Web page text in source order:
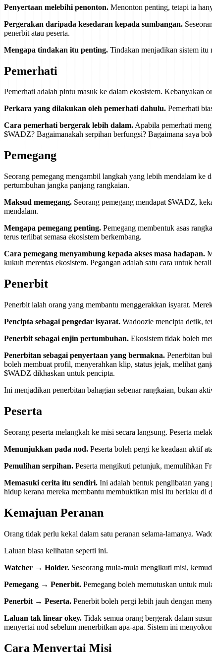
Penyertaan melebihi penonton. Menonton penting, tetapi ia
Pergerakan daripada kesedaran kepada sumbangan.
penerbit atau peserta.
Mengapa tindakan itu penting. Tindakan menjadikan sistem itu
Pemerhati
Pemerhati adalah pintu masuk ke dalam ekosistem. Kebanyakan
Perkara yang dilakukan oleh pemerhati dahulu. Pemerhati
Cara pemerhati bergerak lebih dalam.Apabila pemerhati
$WADZ? Bagaimanakah serpihan berfungsi? Bagaimana saya
Pemegang
Seorang pemegang mengambil langkah yang lebih mendalam
pertumbuhan jangka panjang rangkaian.
Maksud memegang. Seorang pemegang mendapat $WADZ,
mendalam.
Mengapa pemegang penting. Pemegang membentuk asas
terus terlibat semasa ekosistem berkembang.
Cara pemegang menyambung kepada akses masa hadapan.
kukuh merentas ekosistem. Pegangan adalah satu cara untuk
Penerbit
Penerbit ialah orang yang membantu menggerakkan isyarat.
Pencipta sebagai pengedar isyarat. Wadoozie mencipta detik,
Penerbit sebagai enjin pertumbuhan. Ekosistem tidak boleh
Penerbitan sebagai penyertaan yang bermakna. Penerbitan
boleh membuat profil, menyerahkan klip, status jejak, melihat
$WADZ dikhaskan untuk pencipta.
Ini menjadikan penerbitan bahagian sebenar rangkaian, bukan
Peserta
Seorang peserta melangkah ke misi secara langsung. Peserta
Menunjukkan pada nod. Peserta boleh pergi ke keadaan aktif
Pemulihan serpihan. Peserta mengikuti petunjuk, memulihkan
Memasuki cerita itu sendiri. Ini adalah bentuk penglibatan yang
hidup kerana mereka membantu membuktikan misi itu berlaku di
Kemajuan Peranan
Orang tidak perlu kekal dalam satu peranan selama-lamanya.
Laluan biasa kelihatan seperti ini.
Watcher → Holder. Seseorang mula-mula mengikuti misi,
Pemegang → Penerbit. Pemegang boleh memutuskan untuk
Penerbit → Peserta. Penerbit boleh pergi lebih jauh dengan
Laluan tak linear okey. Tidak semua orang bergerak dalam
menyertai nod sebelum menerbitkan apa-apa. Sistem ini
Cara Menyertai Misi